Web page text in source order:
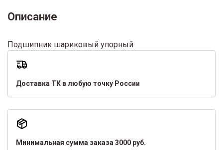
Описание
Подшипник шариковый упорный
Доставка ТК в любую точку России
Минимальная сумма заказа 3000 руб.